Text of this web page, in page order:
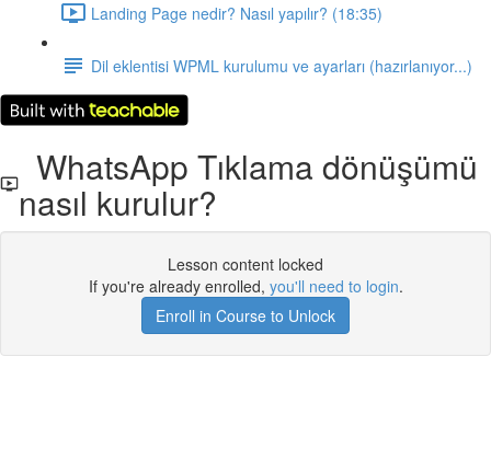
Landing Page nedir? Nasıl yapılır? (18:35)
Dil eklentisi WPML kurulumu ve ayarları (hazırlanıyor...)
WhatsApp Tıklama dönüşümü
nasıl kurulur?
Lesson content locked
If you're already enrolled, you'll need to login.
Enroll in Course to Unlock